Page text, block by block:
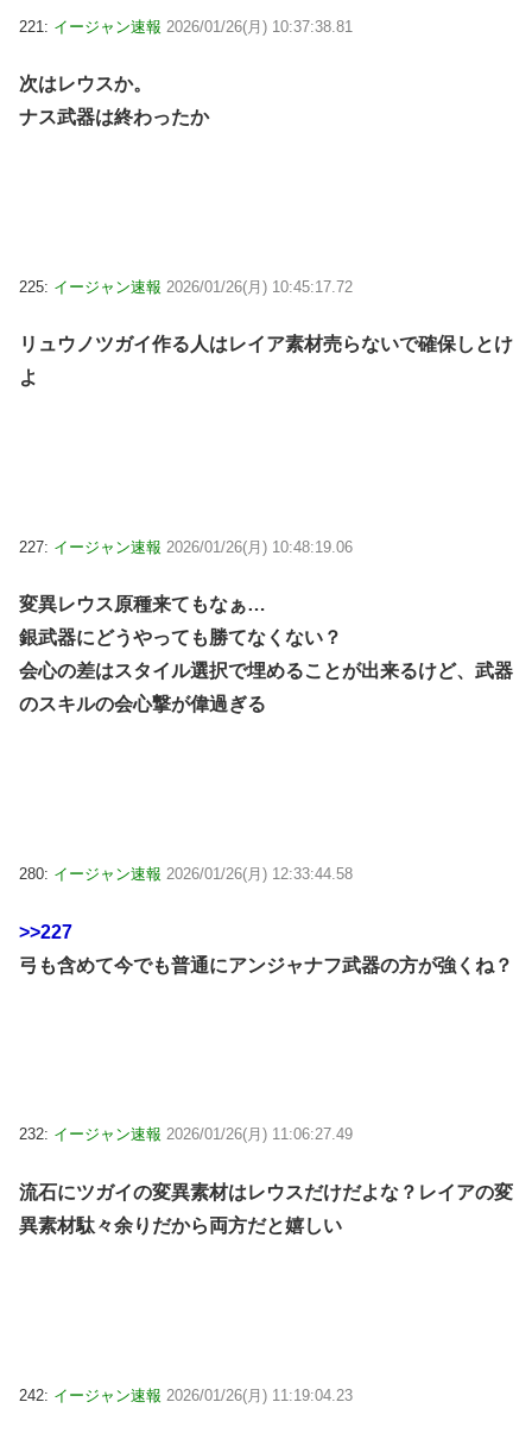
221: イージャン速報 2026/01/26(月) 10:37:38.81
次はレウスか。
ナス武器は終わったか
225: イージャン速報 2026/01/26(月) 10:45:17.72
リュウノツガイ作る人はレイア素材売らないで確保しとけ
よ
227: イージャン速報 2026/01/26(月) 10:48:19.06
変異レウス原種来てもなぁ…
銀武器にどうやっても勝てなくない？
会心の差はスタイル選択で埋めることが出来るけど、武器
のスキルの会心撃が偉過ぎる
280: イージャン速報 2026/01/26(月) 12:33:44.58
>>227
弓も含めて今でも普通にアンジャナフ武器の方が強くね？
232: イージャン速報 2026/01/26(月) 11:06:27.49
流石にツガイの変異素材はレウスだけだよな？レイアの変
異素材駄々余りだから両方だと嬉しい
242: イージャン速報 2026/01/26(月) 11:19:04.23